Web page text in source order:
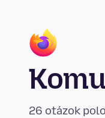
26 otázok